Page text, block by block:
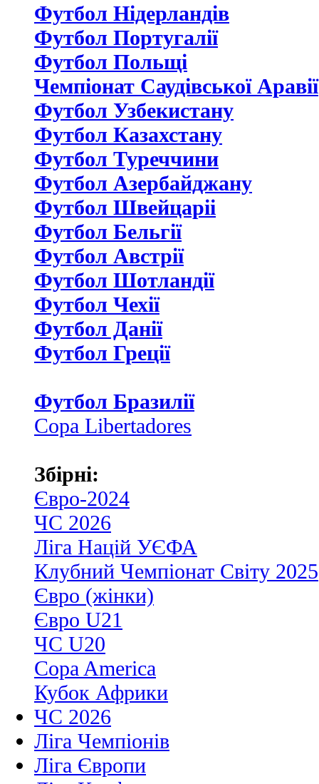
Футбол Нідерландiв
Футбол Португалії
Футбол Польщі
Чемпіонат Саудівської Аравії
Футбол Узбекистану
Футбол Казахстану
Футбол Туреччини
Футбол Азербайджану
Футбол Швейцаріі
Футбол Бельгії
Футбол Австрії
Футбол Шотландії
Футбол Чехії
Футбол Данії
Футбол Греції
Футбол Бразилії
Copa Libertadores
Збірні:
Євро-2024
ЧС 2026
Ліга Націй УЄФА
Клубний Чемпіонат Світу 2025
Євро (жінки)
Євро U21
ЧС U20
Copa America
Кубок Африки
ЧС 2026
Ліга Чемпіонів
Ліга Європи